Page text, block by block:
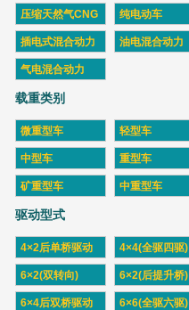
压缩天然气CNG 纯电动车
插电式混合动力 油电混合动力
气电混合动力
载重类别
微重型车 轻型车
中型车 重型车
矿重型车 中重型车
驱动型式
4×2后单桥驱动 4×4(全驱四驱)
6×2(双转向) 6×2(后提升桥)
6×4后双桥驱动 6×6(全驱六驱)